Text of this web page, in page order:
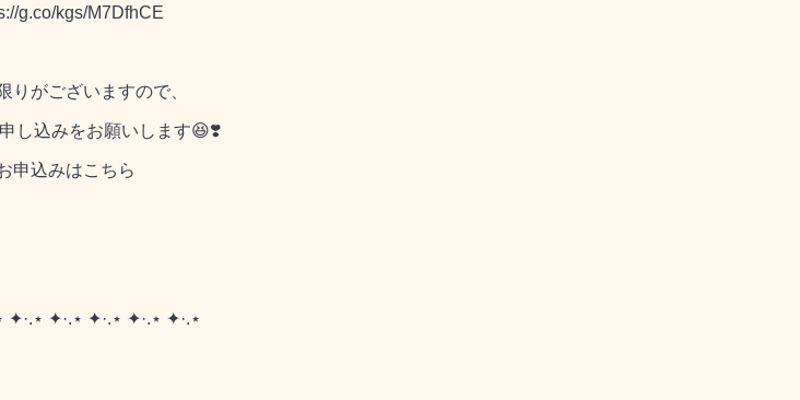
g.co/kgs/M7DfhCE
りがございますので、
し込みをお願いします😆❣️
申込みはこちら
✦·.⋆ ✦·.⋆ ✦·.⋆ ✦·.⋆ ✦·.⋆